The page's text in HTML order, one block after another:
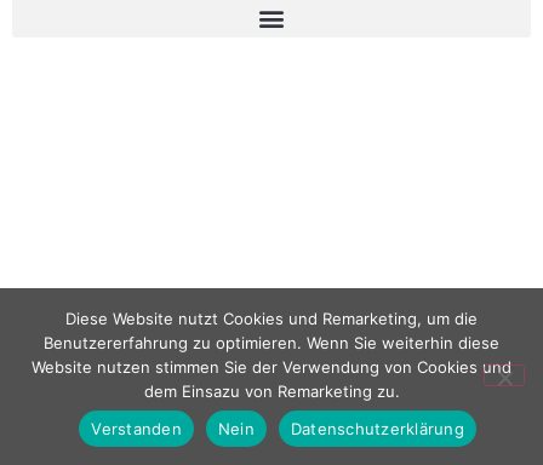
Diese Website nutzt Cookies und Remarketing, um die
Benutzererfahrung zu optimieren. Wenn Sie weiterhin diese
Website nutzen stimmen Sie der Verwendung von Cookies und
dem Einsazu von Remarketing zu.
Verstanden
Nein Datenschutzerklärung